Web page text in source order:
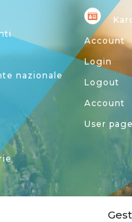
nazionale
Account
Login
Logout
Account
User page